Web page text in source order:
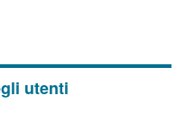
utenti